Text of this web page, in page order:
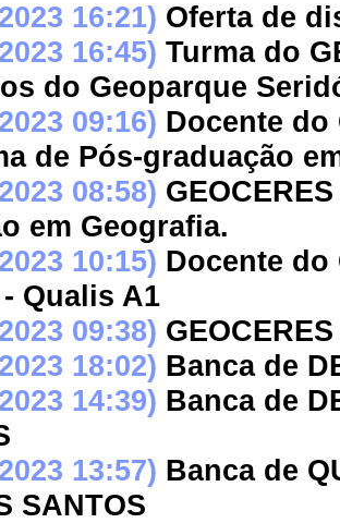
16:21) Oferta de
16:45) Turma do
do Geoparque
09:16) Docente do
de Pós-graduação
08:58)
em Geografia.
10:15) Docente do
- Qualis A1
09:38)
18:02) Banca de
14:39) Banca de
13:57) Banca de
SANTOS